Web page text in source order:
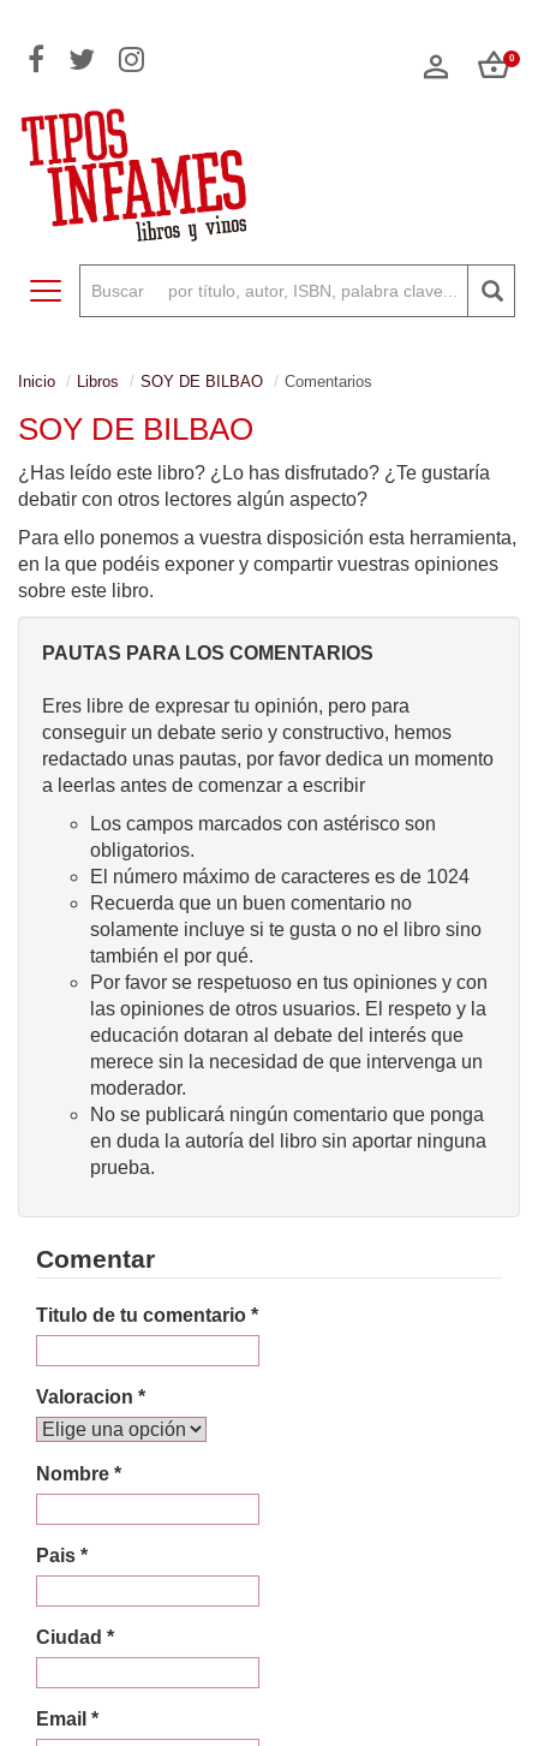
0
Toggle navigation
Inicio Libros SOY DE BILBAO Comentarios
SOY DE BILBAO
¿Has leído este libro? ¿Lo has disfrutado? ¿Te gustaría
debatir con otros lectores algún aspecto?
Para ello ponemos a vuestra disposición esta herramienta,
en la que podéis exponer y compartir vuestras opiniones
sobre este libro.
PAUTAS PARA LOS COMENTARIOS
Eres libre de expresar tu opinión, pero para
conseguir un debate serio y constructivo, hemos
redactado unas pautas, por favor dedica un momento
a leerlas antes de comenzar a escribir
Los campos marcados con astérisco son
obligatorios.
El número máximo de caracteres es de 1024
Recuerda que un buen comentario no
solamente incluye si te gusta o no el libro sino
también el por qué.
Por favor se respetuoso en tus opiniones y con
las opiniones de otros usuarios. El respeto y la
educación dotaran al debate del interés que
merece sin la necesidad de que intervenga un
moderador.
No se publicará ningún comentario que ponga
en duda la autoría del libro sin aportar ninguna
prueba.
Comentar
Titulo de tu comentario *
Valoracion *
Nombre *
Pais *
Ciudad *
Email *